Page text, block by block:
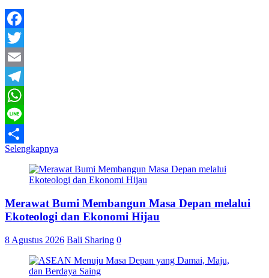
Facebook
Twitter
Email
Telegram
WhatsApp
Line
Share
Selengkapnya
Merawat Bumi Membangun Masa Depan melalui
Ekoteologi dan Ekonomi Hijau
8 Agustus 2026 Bali Sharing 0